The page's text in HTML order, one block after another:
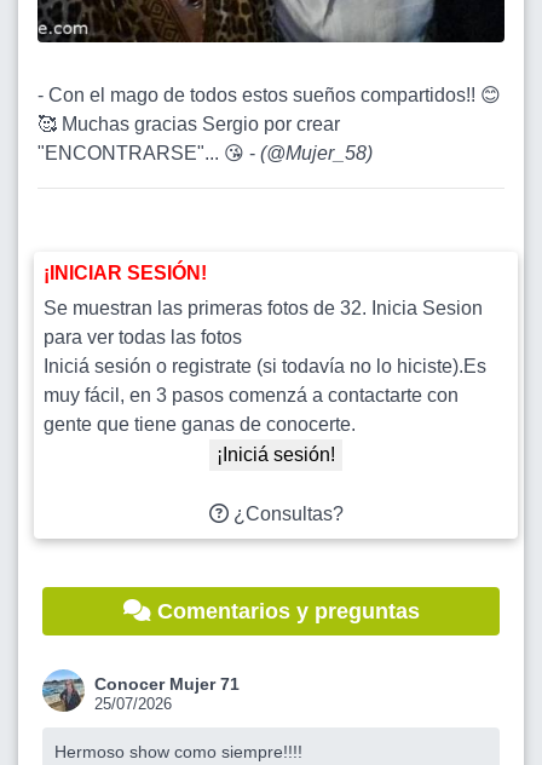
- Con el mago de todos estos sueños compartidos!! 😊
🥰 Muchas gracias Sergio por crear
"ENCONTRARSE"... 😘 - (@Mujer_58)
¡INICIAR SESIÓN!
Se muestran las primeras fotos de 32. Inicia Sesion
para ver todas las fotos
Iniciá sesión o registrate (si todavía no lo hiciste).Es
muy fácil, en 3 pasos comenzá a contactarte con
gente que tiene ganas de conocerte.
¡Iniciá sesión!
¿Consultas?
Comentarios y preguntas
Conocer Mujer 71
25/07/2026
Hermoso show como siempre!!!!